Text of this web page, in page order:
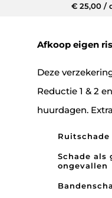
€ 25,00 /
Afkoop eigen
Deze
Reductie 1 & 2
huurdagen.
Ruitschade
Schade als
ongevallen